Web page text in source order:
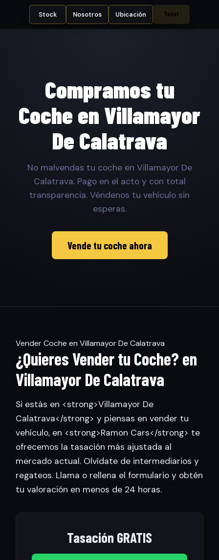
Stock Nosotros Ubicación Tasar
Compramos tu
Coche en Villamayor
De Calatrava
No malvendas tu coche en Villamayor De
Calatrava. Pago en el acto y con total
transparencia. Véndenos tu vehículo sin
esperas.
Vende tu coche ahora
Vender Coche en Villamayor De Calatrava
¿Quieres Vender tu Coche? en
Villamayor De Calatrava
Si estás en <strong>Villamayor De
Calatrava</strong> y piensas en vender tu
vehículo, en <strong>Ramon Cars</strong> te
ofrecemos la tasación más ajustada al
mercado actual. Olvídate de intermediarios y
regateos. Llama o rellena el formulario y obtén
tu valoración en menos de 24 horas.
Tasación GRATIS